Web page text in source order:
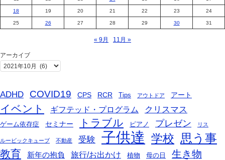
18 19 20 21 22 23 24
25 26 27 28 29 30 31
« 9月 11月 »
アーカイブ
ADHD COVID19 CPS RCR Tips アウトドア アート
イベント ギフテッド・プログラム クリスマス
ゲーム依存症 セミナー トラブル ピアノ プレゼン リス
ルービックキューブ 不動産 受験 子供達 学校 思う事
教育 新年の抱負 旅行/お出かけ 植物 母の日 生き物